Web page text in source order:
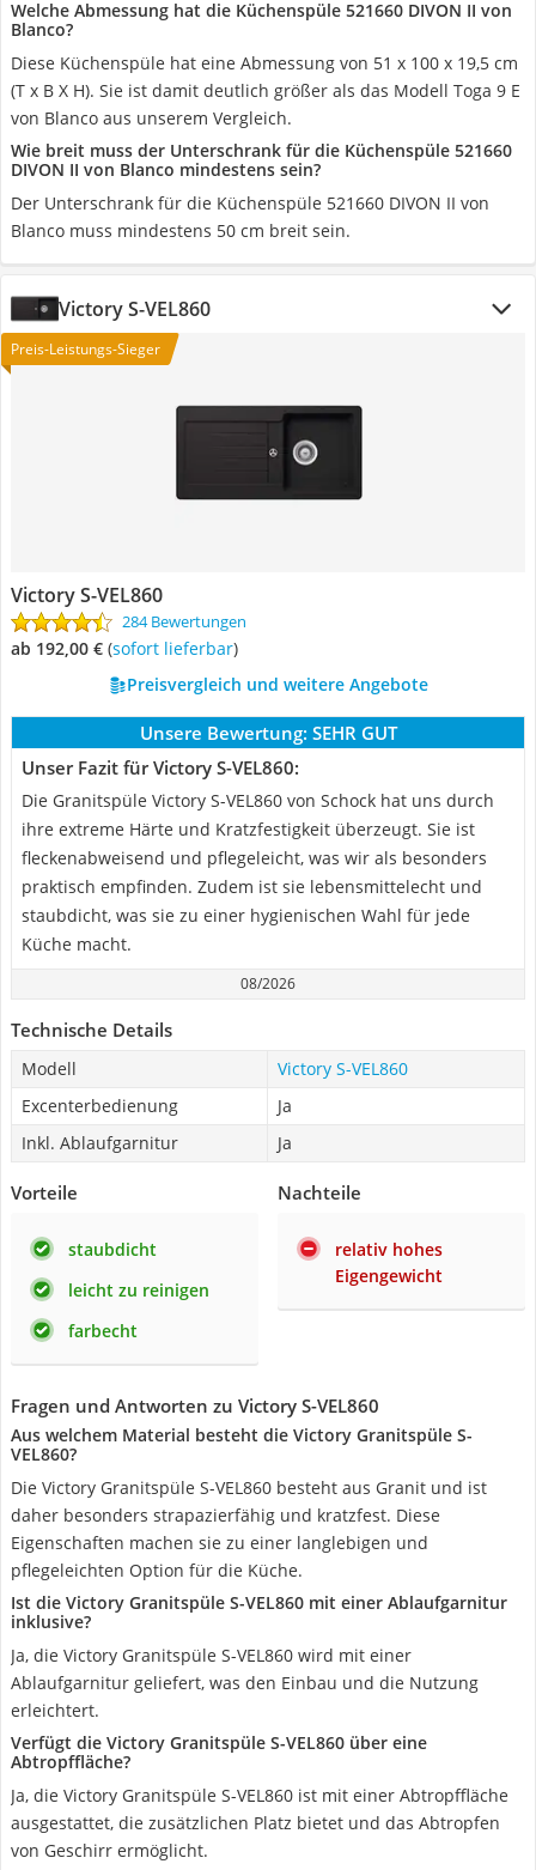
Welche Abmessung hat die Küchenspüle 521660 DIVON II von
Blanco?
Diese Küchenspüle hat eine Abmessung von 51 x 100 x 19,5 cm
(T x B X H). Sie ist damit deutlich größer als das Modell Toga 9 E
von Blanco aus unserem Vergleich.
Wie breit muss der Unterschrank für die Küchenspüle 521660
DIVON II von Blanco mindestens sein?
Der Unterschrank für die Küchenspüle 521660 DIVON II von
Blanco muss mindestens 50 cm breit sein.
Victory S-VEL860
Preis-Leistungs-Sieger
Victory S-VEL860
284 Bewertungen
ab 192,00 € ( Sofort lieferbar)
Preisvergleich und weitere Angebote
Unsere Bewertung: SEHR GUT
Unser Fazit für Victory S-VEL860:
Die Granitspüle Victory S-VEL860 von Schock hat uns durch
ihre extreme Härte und Kratzfestigkeit überzeugt. Sie ist
fleckenabweisend und pflegeleicht, was wir als besonders
praktisch empfinden. Zudem ist sie lebensmittelecht und
staubdicht, was sie zu einer hygienischen Wahl für jede
Küche macht.
08/2026
Technische Details
Modell
Victory S-VEL860
Excenterbedienung
Ja
Inkl. Ablaufgarnitur
Ja
Vorteile
staubdicht
leicht zu reinigen
farbecht
Nachteile
relativ hohes
Eigengewicht
Fragen und Antworten zu Victory S-VEL860
Aus welchem Material besteht die Victory Granitspüle S-
VEL860?
Die Victory Granitspüle S-VEL860 besteht aus Granit und ist
daher besonders strapazierfähig und kratzfest. Diese
Eigenschaften machen sie zu einer langlebigen und
pflegeleichten Option für die Küche.
Ist die Victory Granitspüle S-VEL860 mit einer Ablaufgarnitur
inklusive?
Ja, die Victory Granitspüle S-VEL860 wird mit einer
Ablaufgarnitur geliefert, was den Einbau und die Nutzung
erleichtert.
Verfügt die Victory Granitspüle S-VEL860 über eine
Abtropffläche?
Ja, die Victory Granitspüle S-VEL860 ist mit einer Abtropffläche
ausgestattet, die zusätzlichen Platz bietet und das Abtropfen
von Geschirr ermöglicht.